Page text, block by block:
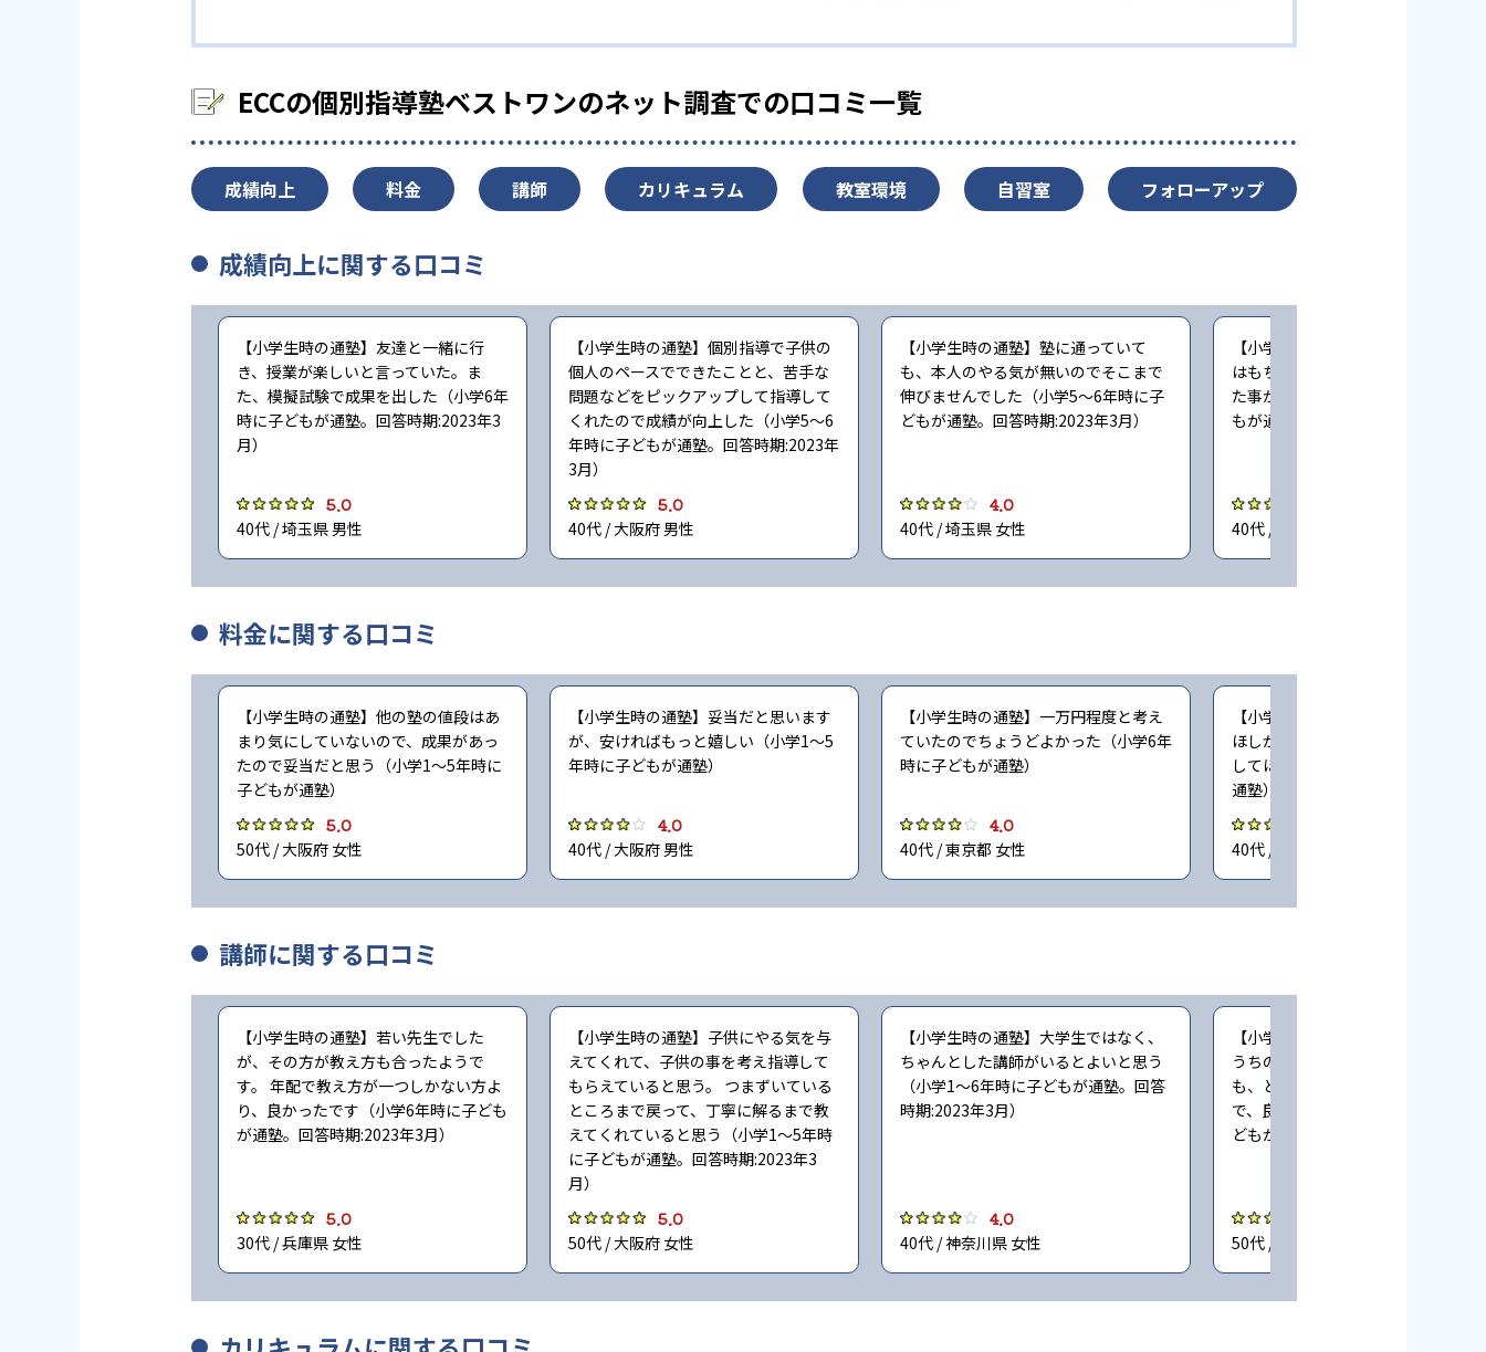
ECCの個別指導塾ベストワンのネット調査での口コミ一覧
成績向上 料金 講師 カリキュラム 教室環境 自習室 フォローアップ
成績向上に関する口コミ
【小学生時の通塾】友達と一緒に行
き、授業が楽しいと言っていた。ま
た、模擬試験で成果を出した（小学6年
時に子どもが通塾。回答時期:2023年3
月）
5.0
40代 / 埼玉県 男性
【小学生時の通塾】個別指導で子供の
個人のペースでできたことと、苦手な
問題などをピックアップして指導して
くれたので成績が向上した（小学5〜6
年時に子どもが通塾。回答時期:2023年
3月）
5.0
40代 / 大阪府 男性
【小学生時の通塾】塾に通っていて
も、本人のやる気が無いのでそこまで
伸びませんでした（小学5〜6年時に子
どもが通塾。回答時期:2023年3月）
4.0
40代 / 埼玉県 女性
【小学生時の通塾】学校の授業の復
はもちろんのこと、先取り学習が出
た事がよかった（小学1〜6年時に子
もが通塾。回答時期:2023年3月）
40代 / 神奈川県 女性
料金に関する口コミ
【小学生時の通塾】他の塾の値段はあ
まり気にしていないので、成果があっ
たので妥当だと思う（小学1〜5年時に
子どもが通塾）
5.0
50代 / 大阪府 女性
【小学生時の通塾】妥当だと思います
が、安ければもっと嬉しい（小学1〜5
年時に子どもが通塾）
4.0
40代 / 大阪府 男性
【小学生時の通塾】一万円程度と考え
ていたのでちょうどよかった（小学6年
時に子どもが通塾）
4.0
40代 / 東京都 女性
【小学生時の通塾】もう少し安くし
ほしかった。学力の成果を価格に反
してほしかった（小学6年時に子ど
通塾）
40代 / 埼玉県 男性
講師に関する口コミ
【小学生時の通塾】若い先生でした
が、その方が教え方も合ったようで
す。 年配で教え方が一つしかない方よ
り、良かったです（小学6年時に子ども
が通塾。回答時期:2023年3月）
5.0
30代 / 兵庫県 女性
【小学生時の通塾】子供にやる気を与
えてくれて、子供の事を考え指導して
もらえていると思う。 つまずいている
ところまで戻って、丁寧に解るまで教
えてくれていると思う（小学1〜5年時
に子どもが通塾。回答時期:2023年3
月）
5.0
50代 / 大阪府 女性
【小学生時の通塾】大学生ではなく、
ちゃんとした講師がいるとよいと思う
（小学1〜6年時に子どもが通塾。回答
時期:2023年3月）
4.0
40代 / 神奈川県 女性
【小学生時の通塾】先生にもよるが
うちの場合はたまたま、そこの塾で
も、とても人気の講師に当たったの
で、良かったです（小学5〜6年時に
どもが通塾。回答時期:2023年3月）
50代 / 兵庫県 男性